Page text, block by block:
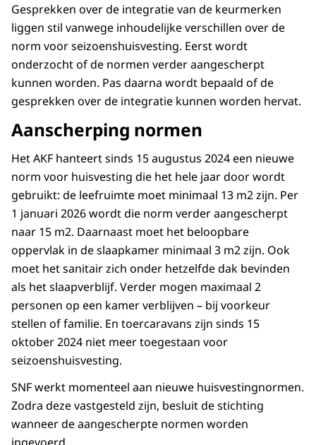
Gesprekken over de integratie van de keurmerken
liggen stil vanwege inhoudelijke verschillen over de
norm voor seizoenshuisvesting. Eerst wordt
onderzocht of de normen verder aangescherpt
kunnen worden. Pas daarna wordt bepaald of de
gesprekken over de integratie kunnen worden hervat.
Aanscherping normen
Het AKF hanteert sinds 15 augustus 2024 een nieuwe
norm voor huisvesting die het hele jaar door wordt
gebruikt: de leefruimte moet minimaal 13 m2 zijn. Per
1 januari 2026 wordt die norm verder aangescherpt
naar 15 m2. Daarnaast moet het beloopbare
oppervlak in de slaapkamer minimaal 3 m2 zijn. Ook
moet het sanitair zich onder hetzelfde dak bevinden
als het slaapverblijf. Verder mogen maximaal 2
personen op een kamer verblijven – bij voorkeur
stellen of familie. En toercaravans zijn sinds 15
oktober 2024 niet meer toegestaan voor
seizoenshuisvesting.
SNF werkt momenteel aan nieuwe huisvestingnormen.
Zodra deze vastgesteld zijn, besluit de stichting
wanneer de aangescherpte normen worden